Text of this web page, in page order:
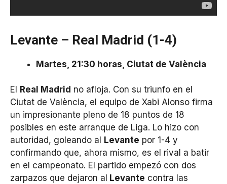
Levante – Real Madrid (1-4)
Martes, 21:30 horas, Ciutat de València
El Real Madrid no afloja. Con su triunfo en el
Ciutat de València, el equipo de Xabi Alonso firma
un impresionante pleno de 18 puntos de 18
posibles en este arranque de Liga. Lo hizo con
autoridad, goleando al
Levante por 1-4 y
confirmando que, ahora mismo, es el rival a batir
en el campeonato. El partido empezó con dos
zarpazos que dejaron al Levante contra las